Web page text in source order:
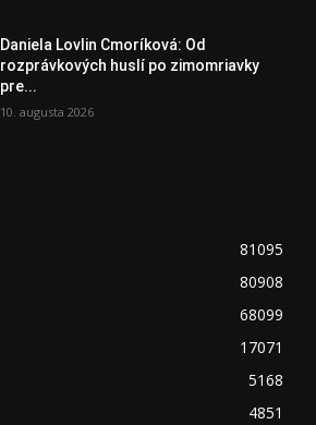
Daniela Lovlin Cmoríková: Od
rozprávkových huslí po zimomriavky
pre...
10. augusta 2026
81095
80908
68099
17071
5168
4851